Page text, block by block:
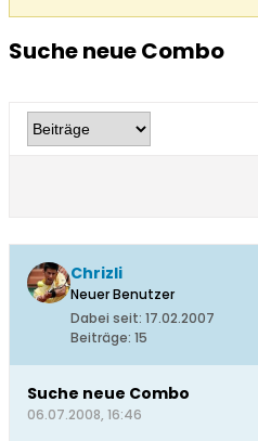
Suche neue Combo
Chrizli
Neuer Benutzer
Dabei seit: 17.02.2007
Beiträge: 15
Suche neue Combo
06.07.2008, 16:46